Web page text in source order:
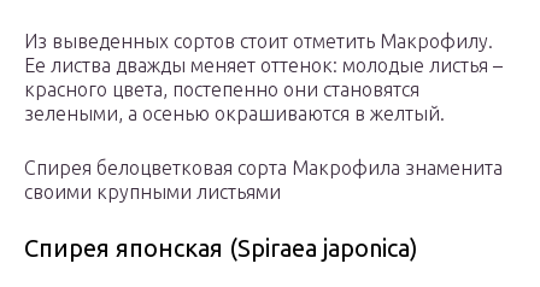
Из выведенных сортов стоит отметить Макрофилу.
Ее листва дважды меняет оттенок: молодые листья –
красного цвета, постепенно они становятся
зелеными, а осенью окрашиваются в желтый.
Спирея белоцветковая сорта Макрофила знаменита
своими крупными листьями
Спирея японская (Spiraea japonica)